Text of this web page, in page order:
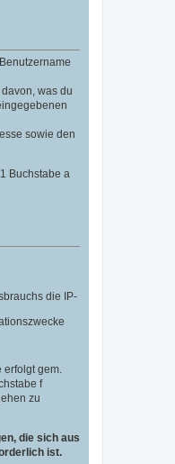
was du
sowie den
Buchstabe a
die IP-
erfolgt gem.
f
zu
die sich aus
ist.